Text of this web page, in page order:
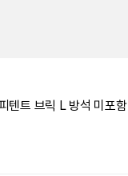
텐트 브릭 L 방석 미포함